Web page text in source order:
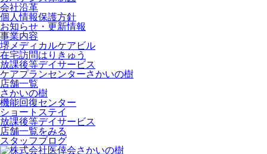
会社沿革
個人情報保護方針
お知らせ・更新情報
事業内容
堺メディカルケアビル
在宅訪問はりきゅう
放課後等デイサービス
ケアプランセンターさかいの樹
店舗一覧
さかいの樹
機能回復センター
ショートステイ
放課後等デイサービス
店舗一覧をみる
スタッフブログ